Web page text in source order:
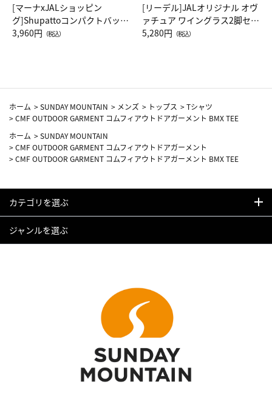
[マーナxJALショッピン
グ]Shupattoコンパクトバッグ
Drop JAL客室乗務員（LC）ス
3,960円 （税込）
[リーデル]JALオリジナル オヴ
ァチュア ワイングラス2脚セッ
ト（レッドワイン）
5,280円 （税込）
ホーム >SUNDAY MOUNTAIN > メンズ > トップス >Tシャツ
>CMF OUTDOOR GARMENT コムフィアウトドアガーメント BMX TEE
ホーム >SUNDAY MOUNTAIN
>CMF OUTDOOR GARMENT コムフィアウトドアガーメント
>CMF OUTDOOR GARMENT コムフィアウトドアガーメント BMX TEE
カテゴリを選ぶ
ジャンルを選ぶ